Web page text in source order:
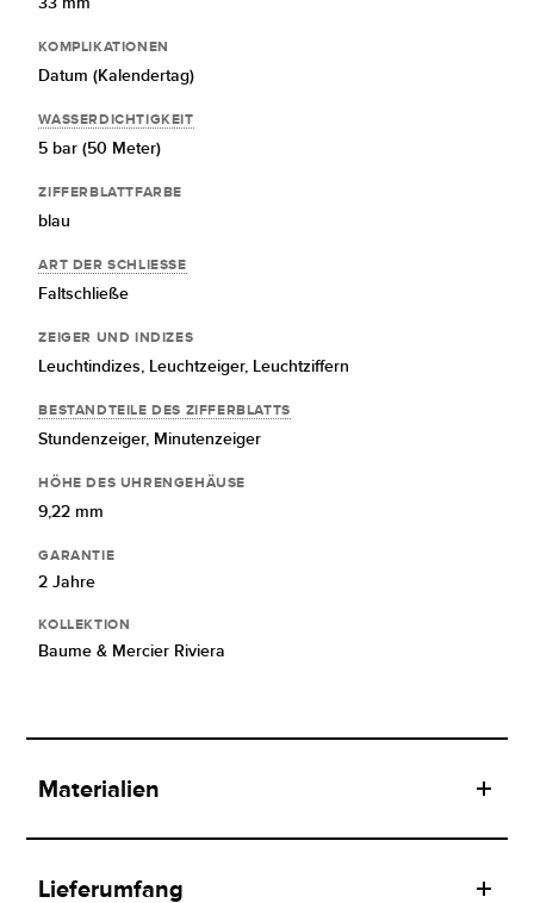
KOMPLIKATIONEN
Datum (Kalendertag)
WASSERDICHTIGKEIT
5 bar (50 Meter)
ZIFFERBLATTFARBE
blau
ART DER SCHLIESSE
Faltschließe
ZEIGER UND INDIZES
Leuchtindizes, Leuchtzeiger, Leuchtziffern
BESTANDTEILE DES ZIFFERBLATTS
Stundenzeiger, Minutenzeiger
HÖHE DES UHRENGEHÄUSE
9,22 mm
GARANTIE
2 Jahre
KOLLEKTION
Baume & Mercier Riviera
Materialien
Lieferumfang